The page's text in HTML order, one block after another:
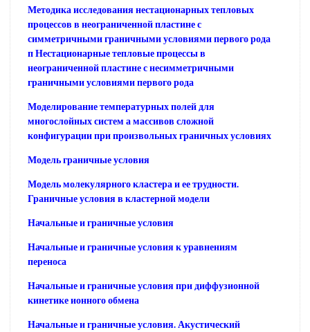
Методика исследования нестационарных тепловых
процессов в неограниченной пластине с
симметричными граничными условиями первого рода
п Нестационарные тепловые процессы в
неограниченной пластине с несимметричными
граничными условиями первого рода
Моделирование температурных полей для
многослойных систем а массивов сложной
конфигурации при произвольных граничных условиях
Модель граничные условия
Модель молекулярного кластера и ее трудности.
Граничные условия в кластерной модели
Начальные и граничные условия
Начальные и граничные условия к уравнениям
переноса
Начальные и граничные условия при диффузионной
кинетике ионного обмена
Начальные и граничные условия. Акустический